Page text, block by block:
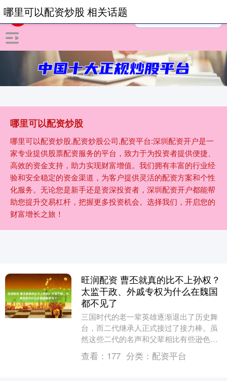
哪里可以配资炒股
哪里可以配资炒股,配资炒股公司,配资平台:深圳配资开户是一
家专业提供股票配资服务的平台，致力于为投资者提供便捷、
高效的资金支持，助力实现财富增值。我们拥有丰富的行业经
验和安全稳定的资金渠道，为客户提供灵活的配资方案和个性
化服务。无论您是新手还是资深投资者，深圳配资开户都能帮
助您提升交易杠杆，把握更多投资机会。选择我们，开启您的
财富增长之旅！
哪里可以配资炒股 相关话题
旺润配资 曹丕就真的比不上孙权？
太监干政、外戚专权为什么在魏国
都不见了
三国时代的老一辈英雄逐渐退出了历史舞
台，而二代继承人正式接过了接力棒。虽
然这些二代的名声和父辈相比有些逊色，
但他们的表现仍然值得关注。例如旺润配
资，刘璋的接班虽....
查看： 177 分类： 配资平台